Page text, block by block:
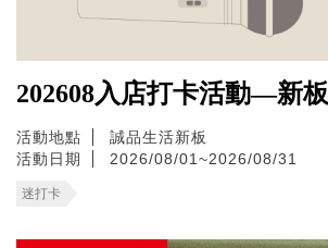
202608入店打卡活動—新板
活動地點
誠品生活新板
活動日期
2026/08/01~2026/08/31
迷打卡